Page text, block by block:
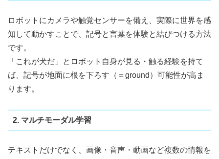
ロボットにカメラや触覚センサーを備え、実際に世界を感
知して動かすことで、記号と言葉を体験と結びつける方法
です。
「これが犬だ」とロボット自身が見る・触る経験を持て
ば、記号が地面に根を下ろす（＝ground）可能性が高ま
ります。
2. マルチモーダル学習
テキストだけでなく、画像・音声・動画など複数の情報を